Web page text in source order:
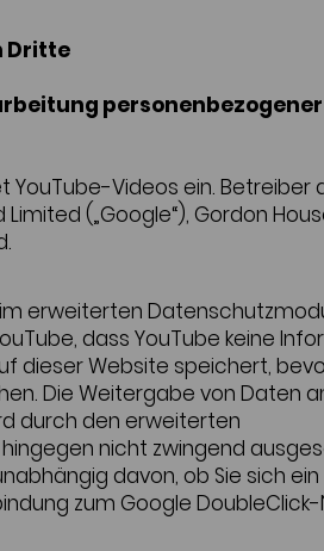
Dritte
YouTube-Videos ein. Betreiber
(„Google“), Gordon
erweiterten
dass YouTube keine
dieser Website speichert,
Die Weitergabe von Daten
durch den erweiterten
nicht zwingend
davon, ob Sie sich
zum Google